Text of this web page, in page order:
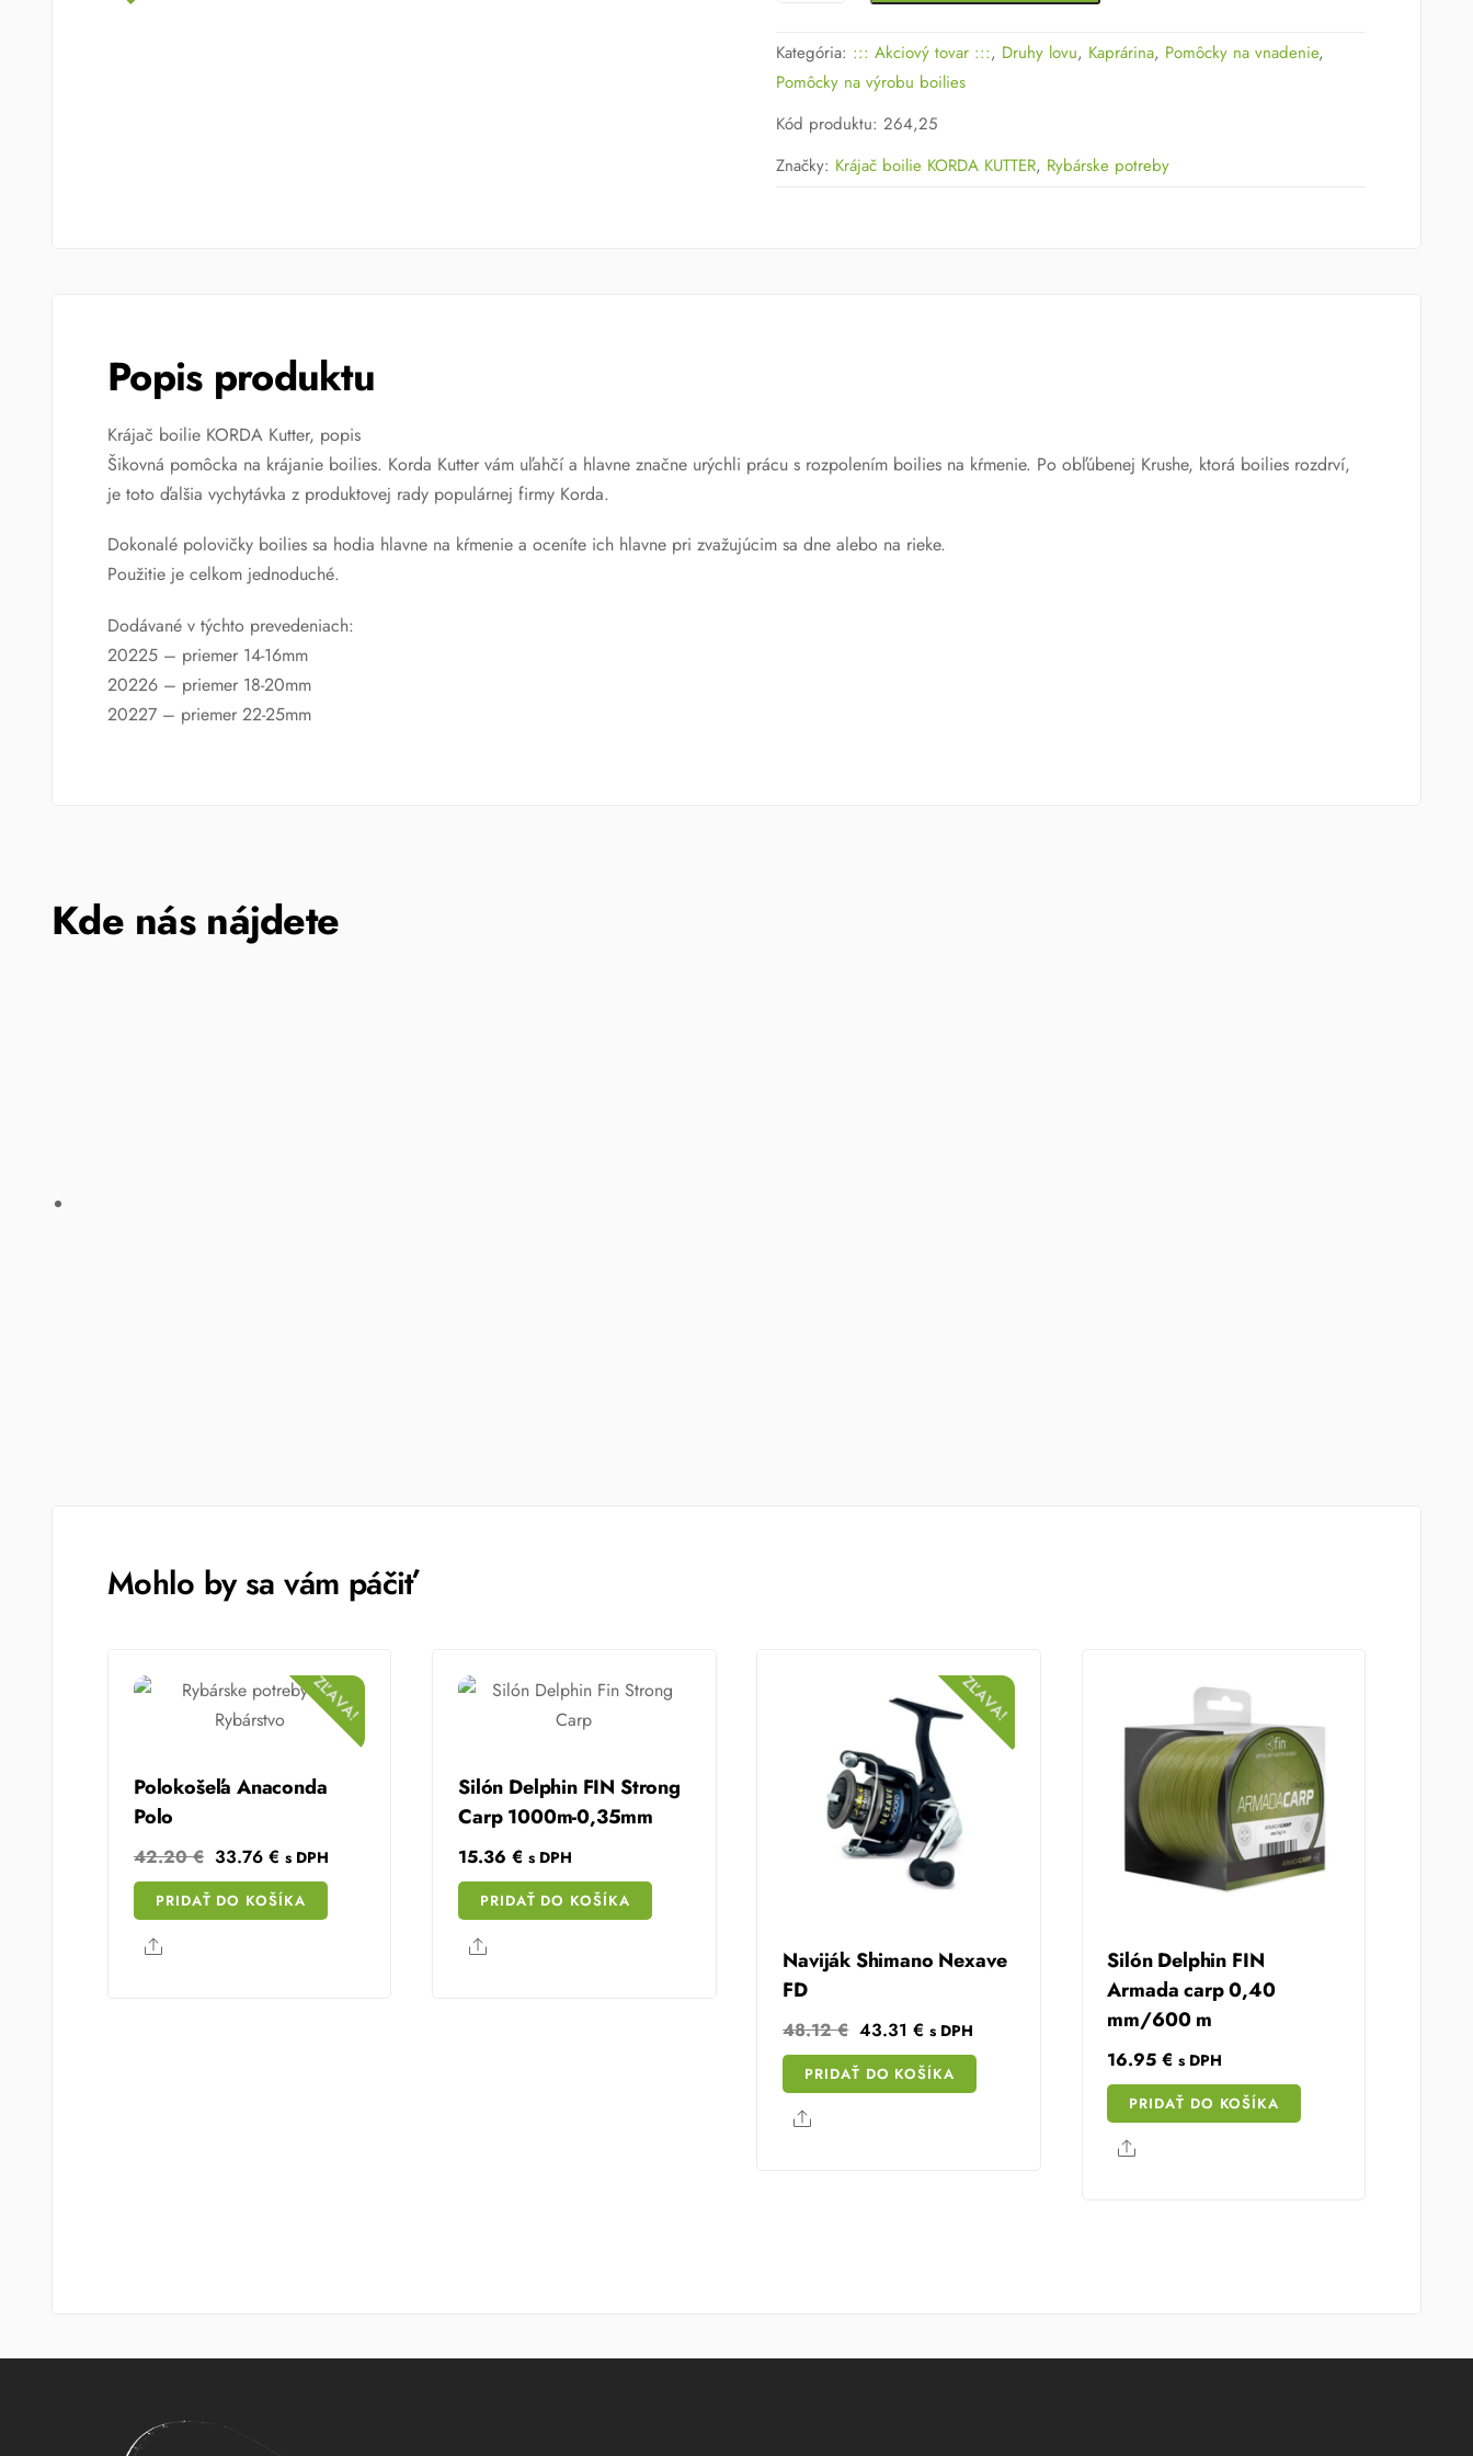
KORDA
KUTTER
16
Kategória: ::: Akciový tovar :::, Druhy lovu, Kaprárina, Pomôcky na vnadenie,
Pomôcky na výrobu boilies
Kód produktu:264,25
Značky: Krájač boilie KORDA KUTTER, Rybárske potreby
Popis produktu
Krájač boilie KORDA Kutter, popis
Šikovná pomôcka na krájanie boilies. Korda Kutter vám uľahčí a hlavne značne urýchli prácu s rozpolením boilies na kŕmenie. Po obľúbenej Krushe, ktorá boilies rozdrví,
je toto ďalšia vychytávka z produktovej rady populárnej firmy Korda.
Dokonalé polovičky boilies sa hodia hlavne na kŕmenie a oceníte ich hlavne pri zvažujúcim sa dne alebo na rieke.
Použitie je celkom jednoduché.
Dodávané v týchto prevedeniach:
20225 – priemer 14-16mm
20226 – priemer 18-20mm
20227 – priemer 22-25mm
Kde nás nájdete
Mohlo by sa vám páčiť
ZĽAVA!
Polokošeľa Anaconda
Polo
42.20€ Original
price
was:
33.76 €Current
price
is:
s DPH
PRIDAŤ DO KOŠÍKA
Share
Silón Delphin FIN Strong
Carp 1000m-0,35mm
15.36€ s DPH
PRIDAŤ DO KOŠÍKA
Share
ZĽAVA!
Naviják Shimano Nexave
FD
48.12€ Original
price
was:
43.31€ Current
price
is:
s DPH
PRIDAŤ DO KOŠÍKA
Share
Silón Delphin FIN
Armada carp 0,40
mm/600 m
16.95€ s DPH
PRIDAŤ DO KOŠÍKA
Share